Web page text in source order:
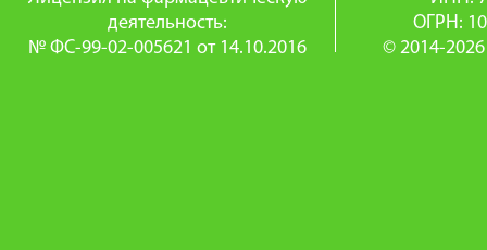
деятельность:
№ ФС-99-02-005621 от 14.10.2016
ОГРН:
© 2014-